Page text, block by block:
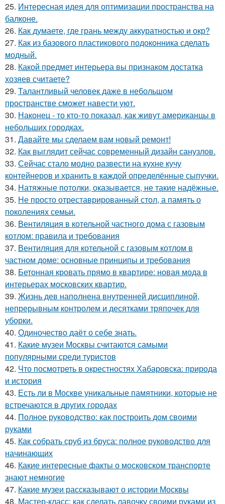
25. Интересная идея для оптимизации пространства на
балконе.
26. Как думаете, где грань между аккуратностью и окр?
27. Как из базового пластикового подоконника сделать
модный.
28. Какой предмет интерьера вы признаком достатка
хозяев считаете?
29. Талантливый человек даже в небольшом
пространстве сможет навести уют.
30. Наконец - то кто-то показал, как живут американцы в
небольших городках.
31. Давайте мы сделаем вам новый ремонт!
32. Как выглядит сейчас современный дизайн санузлов.
33. Сейчас стало модно развести на кухне кучу
контейнеров и хранить в каждой определённые сыпучки.
34. Натяжные потолки, оказывается, не такие надёжные.
35. Не просто отреставрированный стол, а память о
поколениях семьи.
36. Вентиляция в котельной частного дома с газовым
котлом: правила и требования
37. Вентиляция для котельной с газовым котлом в
частном доме: основные принципы и требования
38. Бетонная кровать прямо в квартире: новая мода в
интерьерах московских квартир.
39. Жизнь дев наполнена внутренней дисциплиной,
непрерывным контролем и десятками тряпочек для
уборки.
40. Одиночество даёт о себе знать.
41. Какие музеи Москвы считаются самыми
популярными среди туристов
42. Что посмотреть в окрестностях Хабаровска: природа
и история
43. Есть ли в Москве уникальные памятники, которые не
встречаются в других городах
44. Полное руководство: как построить дом своими
руками
45. Как собрать сруб из бруса: полное руководство для
начинающих
46. Какие интересные факты о московском транспорте
знают немногие
47. Какие музеи рассказывают о истории Москвы
48. Мастер-класс: как сделать лавочку своими руками из